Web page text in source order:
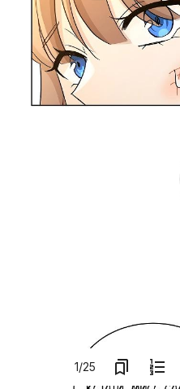
1/25